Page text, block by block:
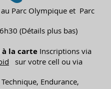
Parc Olympique et Parc
(Détails plus bas)
à la carteInscriptions via
sur votre cell ou via
Endurance,